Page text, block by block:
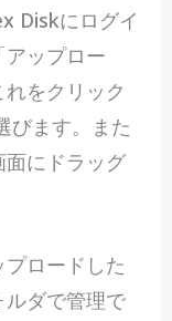
Diskにログイ
ップロー
をクリック
びます。また
にドラッグ
プロードした
ダで管理で